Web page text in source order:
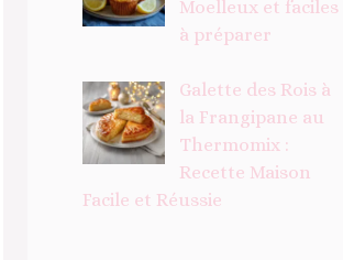
Moelleux et faciles
à préparer
Galette des Rois à
la Frangipane au
Thermomix :
Recette Maison
Facile et Réussie